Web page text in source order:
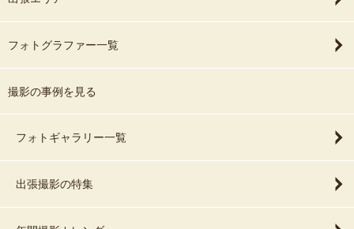
フォトグラファー一覧
撮影の事例を見る
フォトギャラリー一覧
出張撮影の特集